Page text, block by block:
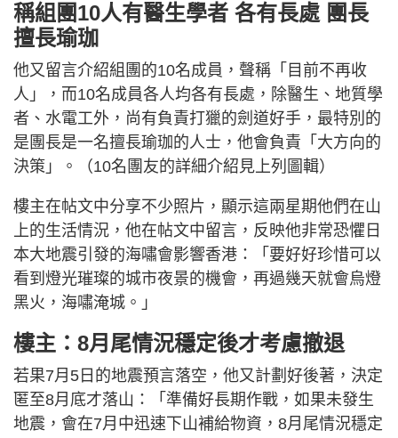
稱組團10人有醫生學者 各有長處 團長
擅長瑜珈
他又留言介紹組團的10名成員，聲稱「目前不再收
人」，而10名成員各人均各有長處，除醫生、地質學
者、水電工外，尚有負責打獵的劍道好手，最特別的
是團長是一名擅長瑜珈的人士，他會負責「大方向的
決策」。（10名團友的詳細介紹見上列圖輯）
樓主在帖文中分享不少照片，顯示這兩星期他們在山
上的生活情況，他在帖文中留言，反映他非常恐懼日
本大地震引發的海嘯會影響香港：「要好好珍惜可以
看到燈光璀璨的城市夜景的機會，再過幾天就會烏燈
黑火，海嘯淹城。」
樓主：8月尾情況穩定後才考慮撤退
若果7月5日的地震預言落空，他又計劃好後著，決定
匿至8月底才落山：「準備好長期作戰，如果未發生
地震，會在7月中迅速下山補給物資，8月尾情況穩定